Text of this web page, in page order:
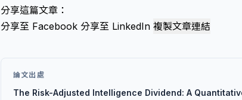
分享這篇文章：
分享至 Facebook 分享至 LinkedIn 複製文章連結
論文出處
The Risk-Adjusted Intelligence Dividend: A